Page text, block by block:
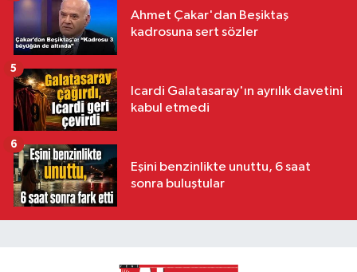
Ahmet Çakar'dan Beşiktaş
kadrosuna sert sözler
Icardi Galatasaray'ın ayrılık davetini
kabul etmedi
5
Eşini benzinlikte unuttu, 6 saat
sonra buluştular
6